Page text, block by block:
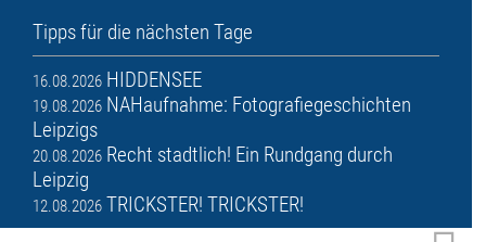
Tipps für die nächsten Tage
16.08.2026 HIDDENSEE
19.08.2026 NAHaufnahme: Fotografiegeschichten
Leipzigs
20.08.2026 Recht stadtlich! Ein Rundgang durch
Leipzig
12.08.2026 TRICKSTER! TRICKSTER!